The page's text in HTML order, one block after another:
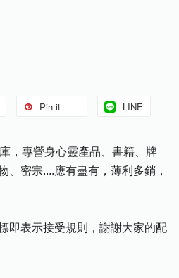
Pin it LINE
，專營身心靈產品、書籍、牌
、密宗....應有盡有，薄利多銷，
即表示接受規則，謝謝大家的配